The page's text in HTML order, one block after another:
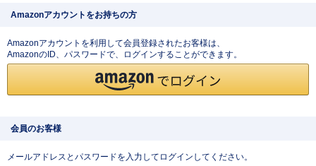
Amazonアカウントをお持ちの方
Amazonアカウントを利用して会員登録されたお客様は、
AmazonのID、パスワードで、ログインすることができます。
会員のお客様
メールアドレスとパスワードを入力してログインしてください。